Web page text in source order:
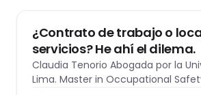
¿Contrato de trabajo o
servicios? He ahí el dilema.
Claudia Tenorio Abogada por la
Lima. Master in Occupational